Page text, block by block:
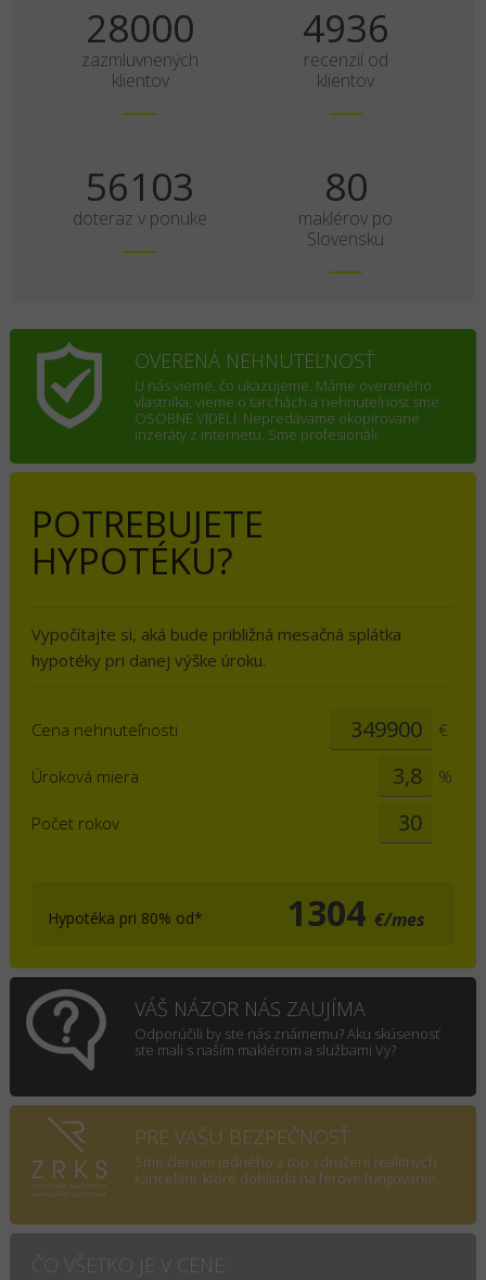
35000
zazmluvnených
klientov
6170
recenzií od
klientov
70129
doteraz v ponuke
100
maklérov po
Slovensku
OVERENÁ NEHNUTEĽNOSŤ
U nás vieme, čo ukazujeme. Máme overeného
vlastníka, vieme o ťarchách a nehnuteľnosť sme
OSOBNE VIDELI. Nepredávame okopírované
inzeráty z internetu. Sme profesionáli.
POTREBUJETE
HYPOTÉKU?
Vypočítajte si, aká bude približná mesačná splátka
hypotéky pri danej výške úroku.
Cena nehnuteľnosti €
Úroková miera %
Počet rokov
Hypotéka pri 80% od* 1304€/mes
VÁŠ NÁZOR NÁS ZAUJÍMA
Odporúčili by ste nás známemu? Aku skúsenosť
ste mali s naším maklérom a službami Vy?
PRE VAŠU BEZPEČNOSŤ
Sme členom jedného z top združení realitných
kancelárii, ktoré dohliada na férove fungovanie.
ČO VŠETKO JE V CENE